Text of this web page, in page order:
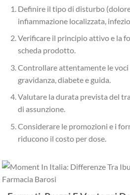
Definire il tipo di disturbo
infiammazione localizzata,
Verificare il principio attivo e la
scheda prodotto.
Controllare attentamente le voci
gravidanza, diabete e guida.
Valutare la durata prevista del
di assunzione.
Considerare le promozioni e i
riducono il costo per dose.